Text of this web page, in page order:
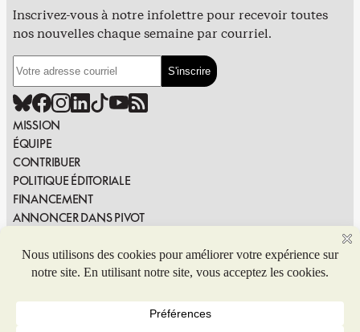
Inscrivez-vous à notre infolettre pour recevoir toutes
nos nouvelles chaque semaine par courriel.
MISSION
ÉQUIPE
CONTRIBUER
POLITIQUE ÉDITORIALE
FINANCEMENT
ANNONCER DANS PIVOT
SIGNALER UNE ERREUR
NOUS JOINDRE